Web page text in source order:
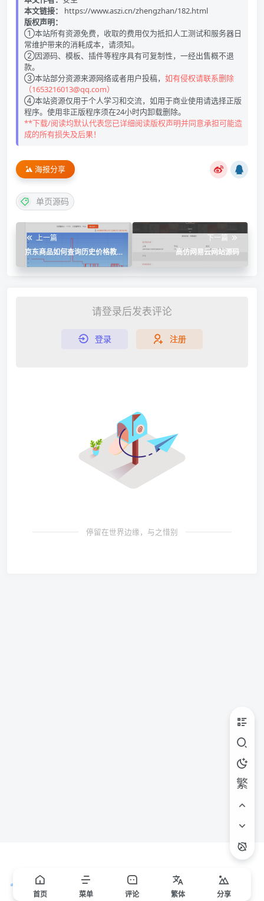
本文链接：
https://www.aszi.cn/zhengzhan/182.html
版权声明：
①本站所有资源免费，收取的费用仅为抵扣人工测试和服务器日
常维护带来的消耗成本，请须知。
②因源码、模板、插件等程序具有可复制性，一经出售概不退
款。
③本站部分资源来源网络或者用户投稿， 如有侵权请联系删除
（1653216013@qq.com）
④本站资源仅用于个人学习和交流，如用于商业使用请选择正版
程序。使用非正版程序须在24小时内卸载删除。
**下载/阅读均默认代表您已详细阅读版权声明并同意承担可能造
成的所有损失及后果！
海报分享
单页源码
上一篇
京东商品如何查询历史价格教
程
下一篇
高仿网易云网站源码
请登录后发表评论
登录 注册
停留在世界边缘，与之惜别
繁
首页 菜单 评论 繁体 分享